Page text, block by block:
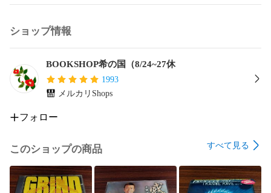
ショップ情報
BOOKSHOP希の国（8/24~27休
1993
メルカリShops
フォロー
このショップの商品 すべて見る